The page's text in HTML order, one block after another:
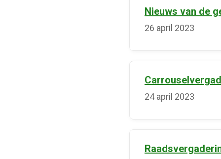
Nieuws van de
26 april 2023
24 april 2023